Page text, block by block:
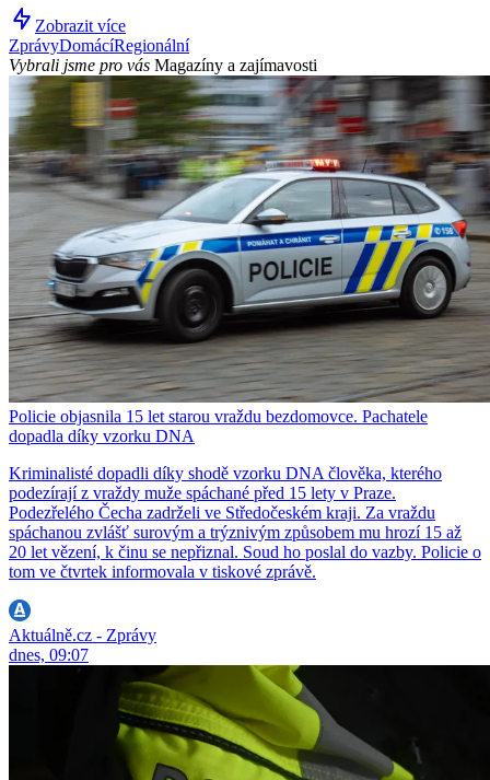
Zobrazit více
ZprávyDomácíRegionální
Vybrali jsme pro vás Magazíny a zajímavosti
Policie objasnila 15 let starou vraždu bezdomovce. Pachatele
dopadla díky vzorku DNA
Kriminalisté dopadli díky shodě vzorku DNA člověka, kterého
podezírají z vraždy muže spáchané před 15 lety v Praze.
Podezřelého Čecha zadrželi ve Středočeském kraji. Za vraždu
spáchanou zvlášť surovým a trýznivým způsobem mu hrozí 15 až
20 let vězení, k činu se nepřiznal. Soud ho poslal do vazby. Policie o
tom ve čtvrtek informovala v tiskové zprávě.
Aktuálně.cz - Zprávy
dnes, 09:07